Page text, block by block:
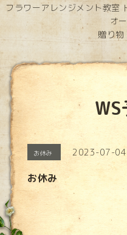
フラワーアレンジメント教室
オ
贈り
お休み 2023-07-04
お休み